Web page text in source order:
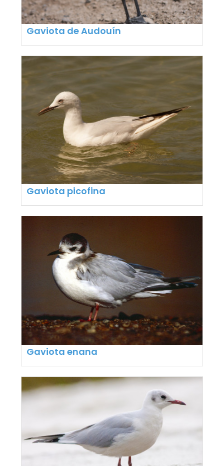
Gaviota de Audouín
Gaviota picofina
Gaviota enana